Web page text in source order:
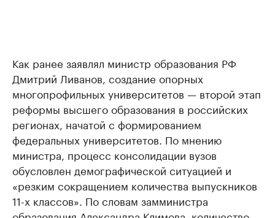
Как ранее заявлял министр образования РФ
Дмитрий Ливанов, создание опорных
многопрофильных университетов — второй этап
реформы высшего образования в российских
регионах, начатой с формированием
федеральных университетов. По мнению
министра, процесс консолидации вузов
обусловлен демографической ситуацией и
«резким сокращением количества выпускников
11-х классов». По словам замминистра